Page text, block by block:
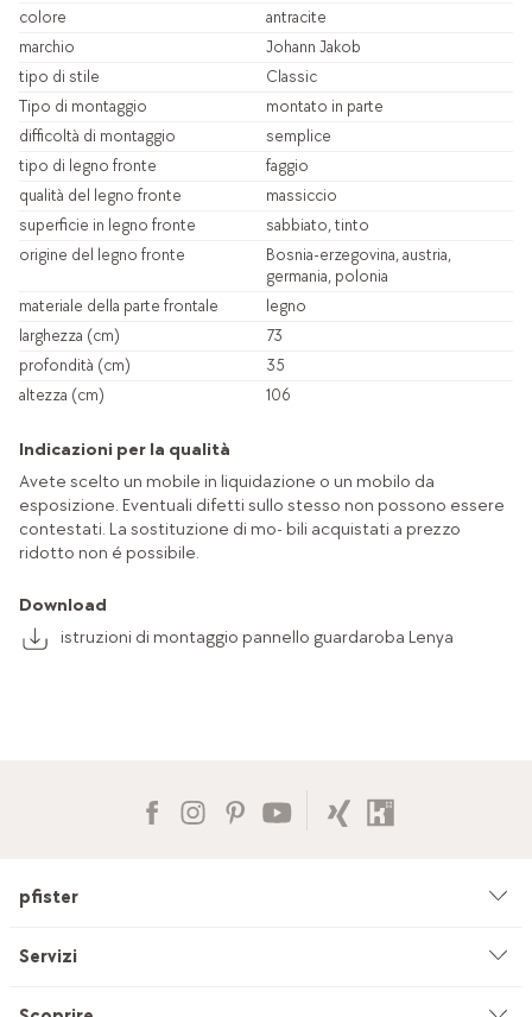
colore
antracite
marchio
Johann Jakob
tipo di stile
Classic
Tipo di montaggio
montato in parte
difficoltà di montaggio
semplice
tipo di legno fronte
faggio
qualità del legno fronte
massiccio
superficie in legno fronte
sabbiato, tinto
origine del legno fronte
Bosnia-erzegovina, austria,
germania, polonia
materiale della parte frontale
legno
larghezza (cm)
73
profondità (cm)
35
altezza (cm)
106
Indicazioni per la qualità
Avete scelto un mobile in liquidazione o un mobilo da
esposizione. Eventuali difetti sullo stesso non possono essere
contestati. La sostituzione di mo- bili acquistati a prezzo
ridotto non é possibile.
Download
istruzioni di montaggio pannello guardaroba Lenya
pfister
Azienda
Servizi
Consulenza